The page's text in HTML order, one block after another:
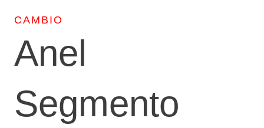
CAMBIO
Anel
Segmento